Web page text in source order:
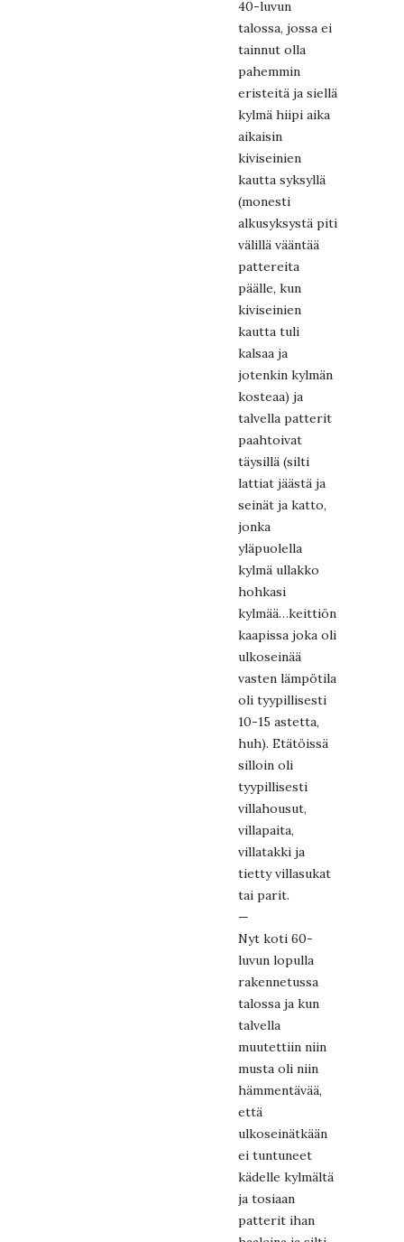
40-luvun
talossa, jossa ei
tainnut olla
pahemmin
eristeitä ja siellä
kylmä hiipi aika
aikaisin
kiviseinien
kautta syksyllä
(monesti
alkusyksystä piti
välillä vääntää
pattereita
päälle, kun
kiviseinien
kautta tuli
kalsaa ja
jotenkin kylmän
kosteaa) ja
talvella patterit
paahtoivat
täysillä (silti
lattiat jäästä ja
seinät ja katto,
jonka
yläpuolella
kylmä ullakko
hohkasi
kylmää…keittiön
kaapissa joka oli
ulkoseinää
vasten lämpötila
oli tyypillisesti
10-15 astetta,
huh). Etätöissä
silloin oli
tyypillisesti
villahousut,
villapaita,
villatakki ja
tietty villasukat
tai parit.
—
Nyt koti 60-
luvun lopulla
rakennetussa
talossa ja kun
talvella
muutettiin niin
musta oli niin
hämmentävää,
että
ulkoseinätkään
ei tuntuneet
kädelle kylmältä
ja tosiaan
patterit ihan